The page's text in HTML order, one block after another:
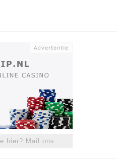
hier? Mail ons